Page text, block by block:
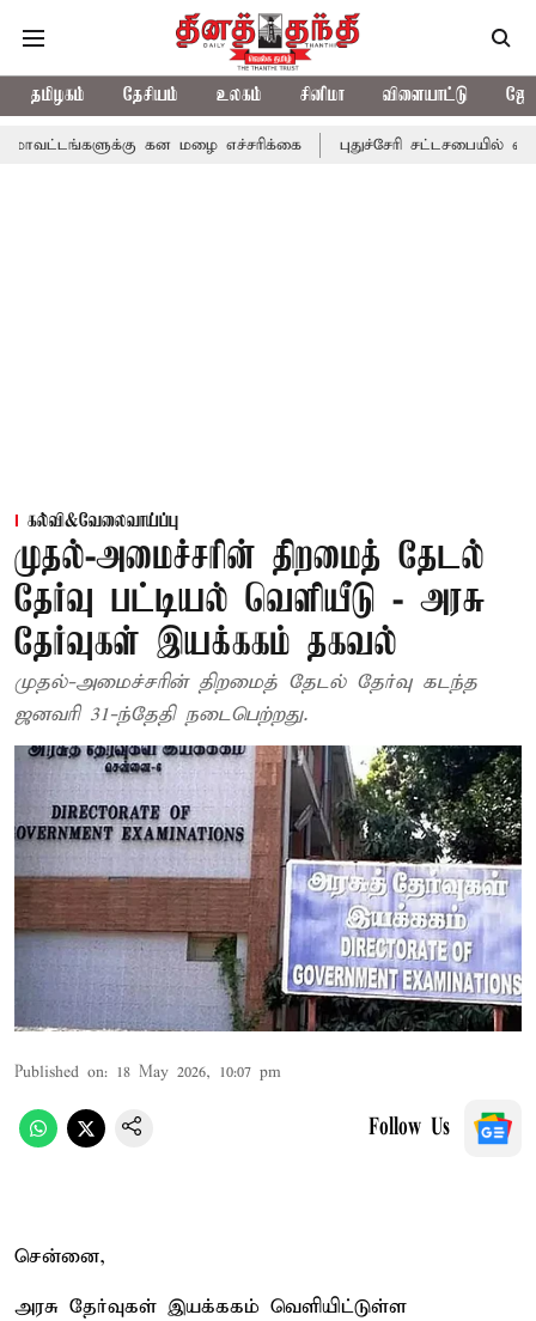
தமிழகம் தேசியம் உலகம் சினிமா விளையாட்டு
கன மழை எச்சரிக்கை புதுச்சேரி சட்டசபையில் வரும் 24ம்
கல்வி&வேலைவாய்ப்பு
முதல்-அமைச்சரின் திறமைத் தேடல்
தேர்வு பட்டியல் வெளியீடு - அரசு
தேர்வுகள் இயக்ககம் தகவல்
முதல்-அமைச்சரின் திறமைத் தேடல் தேர்வு கடந்த
ஜனவரி 31-ந்தேதி நடைபெற்றது.
Published on: 18 May 2026, 10:07 pm
Follow Us
சென்னை,
அரசு தேர்வுகள் இயக்ககம் வெளியிட்டுள்ள